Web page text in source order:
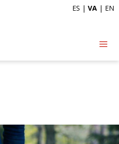
of false to array is
httpdocs/wp-
single-ruta.php
on line
ES | VA | EN